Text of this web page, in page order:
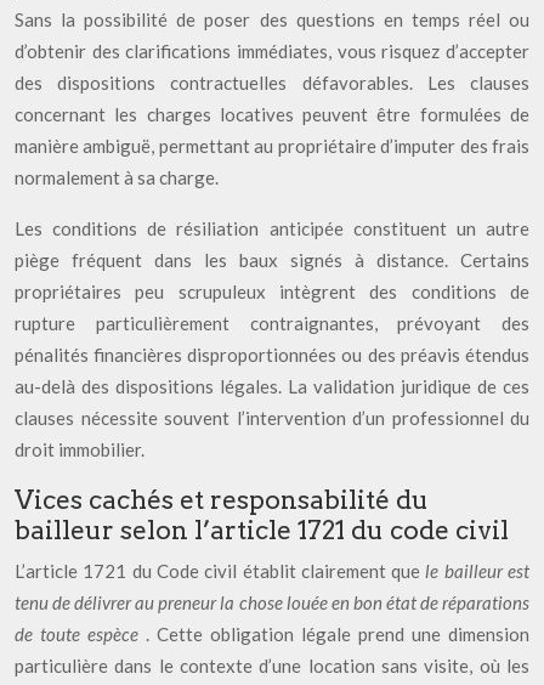
Sans la possibilité de poser des questions en temps réel ou
d’obtenir des clarifications immédiates, vous risquez d’accepter
des dispositions contractuelles défavorables. Les clauses
concernant les charges locatives peuvent être formulées de
manière ambiguë, permettant au propriétaire d’imputer des frais
normalement à sa charge.
Les conditions de résiliation anticipée constituent un autre
piège fréquent dans les baux signés à distance. Certains
propriétaires peu scrupuleux intègrent des conditions de
rupture particulièrement contraignantes, prévoyant des
pénalités financières disproportionnées ou des préavis étendus
au-delà des dispositions légales. La validation juridique de ces
clauses nécessite souvent l’intervention d’un professionnel du
droit immobilier.
Vices cachés et responsabilité du
bailleur selon l’article 1721 du code civil
L’article 1721 du Code civil établit clairement que le bailleur est
tenu de délivrer au preneur la chose louée en bon état de réparations
de toute espèce . Cette obligation légale prend une dimension
particulière dans le contexte d’une location sans visite, où les